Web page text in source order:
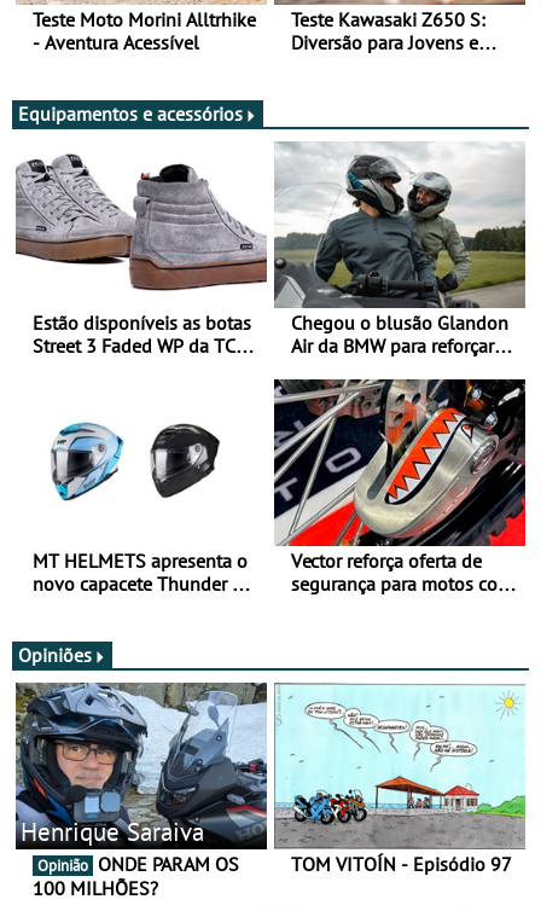
Teste Moto Morini Alltrhike
- Aventura Acessível
Teste Kawasaki Z650 S:
Diversão para Jovens e
Equipamentos e acessórios
Estão disponíveis as botas
Street 3 Faded WP da TCX
Chegou o blusão Glandon
Air da BMW para reforçar
verão
MT HELMETS apresenta o
novo capacete Thunder 4 R
Vector reforça oferta de
segurança para motos com
Opiniões
Henrique Saraiva
Opinião
100 MILHÕES?
TOM VITOÍN - Episódio 97